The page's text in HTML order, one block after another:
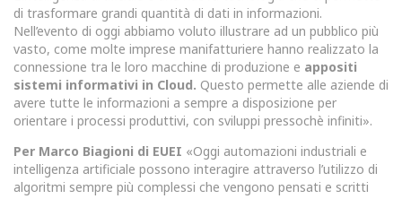
di trasformare grandi quantità di dati in informazioni.
Nell’evento di oggi abbiamo voluto illustrare ad un pubblico più
vasto, come molte imprese manifatturiere hanno realizzato la
connessione tra le loro macchine di produzione e appositi
sistemi informativi in Cloud. Questo permette alle aziende di
avere tutte le informazioni a sempre a disposizione per
orientare i processi produttivi, con sviluppi pressochè infiniti».
Per Marco Biagioni di EUEI «Oggi automazioni industriali e
intelligenza artificiale possono interagire attraverso l’utilizzo di
algoritmi sempre più complessi che vengono pensati e scritti